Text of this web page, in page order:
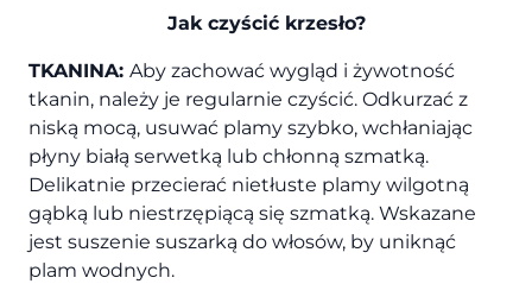
Jak czyścić krzesło?
TKANINA: Aby zachować wygląd i żywotność
tkanin, należy je regularnie czyścić. Odkurzać z
niską mocą, usuwać plamy szybko, wchłaniając
płyny białą serwetką lub chłonną szmatką.
Delikatnie przecierać nietłuste plamy wilgotną
gąbką lub niestrzępiącą się szmatką. Wskazane
jest suszenie suszarką do włosów, by uniknąć
plam wodnych.